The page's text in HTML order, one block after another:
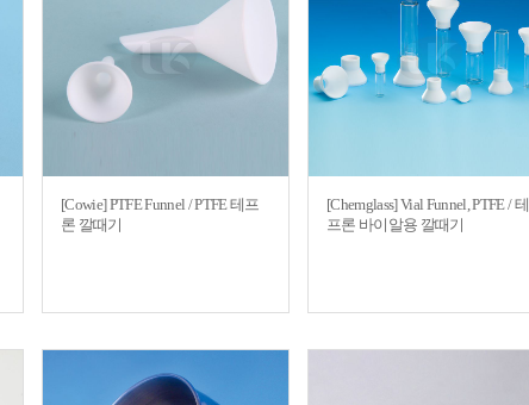
[Cowie] PTFE Funnel / PTFE 테프
론 깔때기
[Chemglass] Vial Funnel, PTFE / 테
프론 바이알용 깔때기